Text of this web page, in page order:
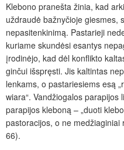
Klebono pranešta žinia, kad
uždraudė bažnyčioje giesmes,
nepasitenkinimą. Pastarieji
kuriame skundėsi esantys
įrodinėjo, kad dėl konflikto
ginčui išspręsti. Jis kaltintas
lenkams, o pastariesiems esą
wiara“. Vandžiogalos
parapijos kleboną – „duoti
pastoracijos, o ne medžiaginiai
66).